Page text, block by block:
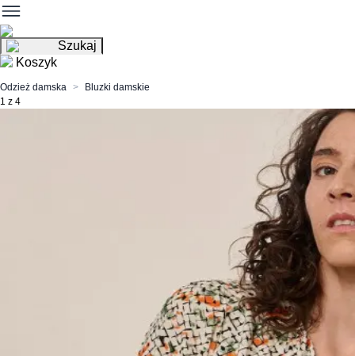
Szukaj
Koszyk
Odzież damska
Bluzki damskie
1 z 4